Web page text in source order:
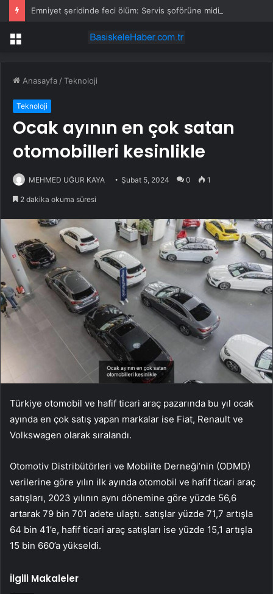
Menü
Anasayfa /Teknoloji
Teknoloji
Ocak ayının en çok satan
otomobilleri kesinlikle
MEHMED UĞUR KAYA Şubat 5, 2024 0 1
2 dakika okuma süresi
Türkiye otomobil ve hafif ticari araç pazarında bu yıl ocak
ayında en çok satış yapan markalar ise Fiat, Renault ve
Volkswagen olarak sıralandı.
Otomotiv Distribütörleri ve Mobilite Derneği’nin (ODMD)
verilerine göre yılın ilk ayında otomobil ve hafif ticari araç
satışları, 2023 yılının aynı dönemine göre yüzde 56,6
artarak 79 bin 701 adete ulaştı. satışlar yüzde 71,7 artışla
64 bin 41’e, hafif ticari araç satışları ise yüzde 15,1 artışla
15 bin 660’a yükseldi.
İlgili Makaleler